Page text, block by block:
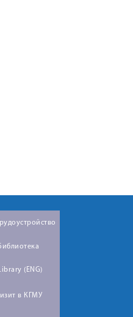
Трудоустройство
(ENG)
в КГМУ